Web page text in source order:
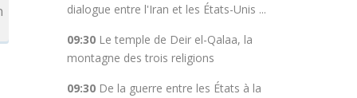
dialogue entre l'Iran et les États-Unis ...
09:30Le temple de Deir el-Qalaa, la
montagne des trois religions
09:30De la guerre entre les États à la